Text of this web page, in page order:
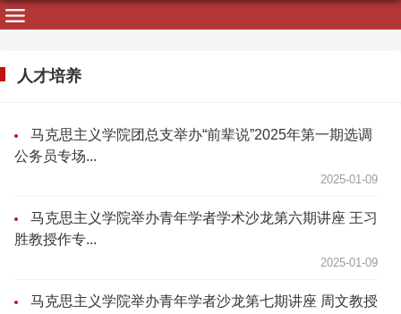
人才培养
马克思主义学院团总支举办“前辈说”2025年第一期选调
公务员专场...
2025-01-09
马克思主义学院举办青年学者学术沙龙第六期讲座 王习
胜教授作专...
2025-01-09
马克思主义学院举办青年学者沙龙第七期讲座 周文教授